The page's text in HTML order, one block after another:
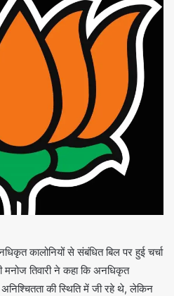
कालोनियों से संबंधित बिल पर हुई चर्चा
मनोज तिवारी ने कहा कि अनधिकृत
की स्थिति में जी रहे थे, लेकिन